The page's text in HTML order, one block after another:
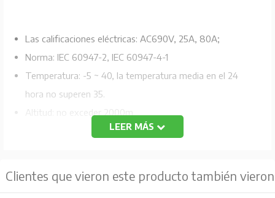
Las calificaciones eléctricas: AC690V, 25A, 80A;
Norma: IEC 60947-2, IEC 60947-4-1
Temperatura: -5 ~ 40, la temperatura media en el 24
hora no superen 35.
Altitud: no exceder 2000m
Condiciones atmosféricas: En el lugar de montaje, la
permisible bajo condiciones de temperatura más baja,
LEER MÁS
Clientes que vieron este producto también vieron